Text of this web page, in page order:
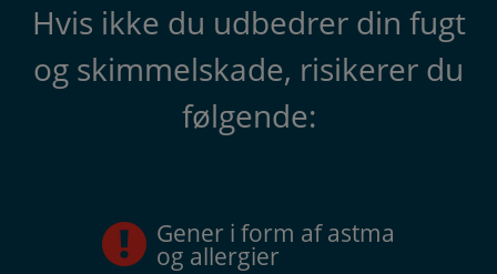
Hvis ikke du udbedrer din fugt
og skimmelskade, risikerer du
følgende:
Gener i form af astma
og allergier